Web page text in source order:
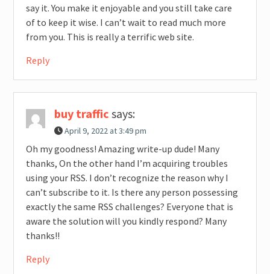
say it. You make it enjoyable and you still take care
of to keep it wise. I can’t wait to read much more
from you. This is really a terrific web site.
Reply
buy traffic says:
April 9, 2022 at 3:49 pm
Oh my goodness! Amazing write-up dude! Many
thanks, On the other hand I’m acquiring troubles
using your RSS. I don’t recognize the reason why I
can’t subscribe to it. Is there any person possessing
exactly the same RSS challenges? Everyone that is
aware the solution will you kindly respond? Many
thanks!!
Reply